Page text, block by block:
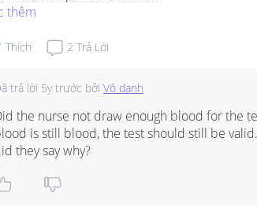
thêm
Thích 2 Trả Lời
trả lời 5y trước bởi Vô danh
the nurse not draw enough blood for the
is still blood, the test should still be
they say why?